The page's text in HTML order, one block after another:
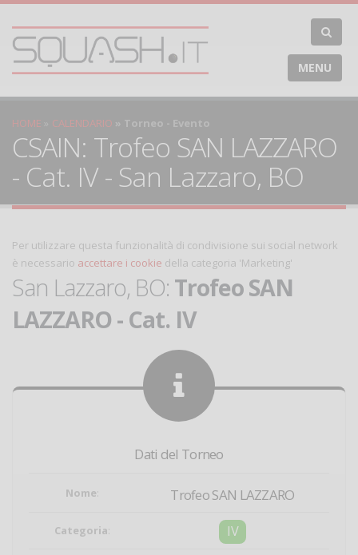
MENU
HOME CALENDARIO Torneo - Evento
CSAIN: Trofeo SAN LAZZARO
- Cat. IV - San Lazzaro, BO
Per utilizzare questa funzionalità di condivisione sui social network
è necessario accettare i cookie della categoria 'Marketing'
San Lazzaro, BO: Trofeo SAN
LAZZARO - Cat. IV
Dati del Torneo
Nome: Trofeo SAN LAZZARO
Categoria: IV